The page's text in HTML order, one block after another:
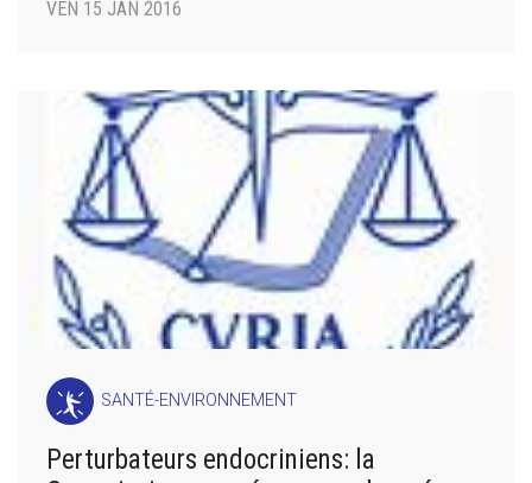
VEN 15 JAN 2016
SANTÉ-ENVIRONNEMENT
Perturbateurs endocriniens: la